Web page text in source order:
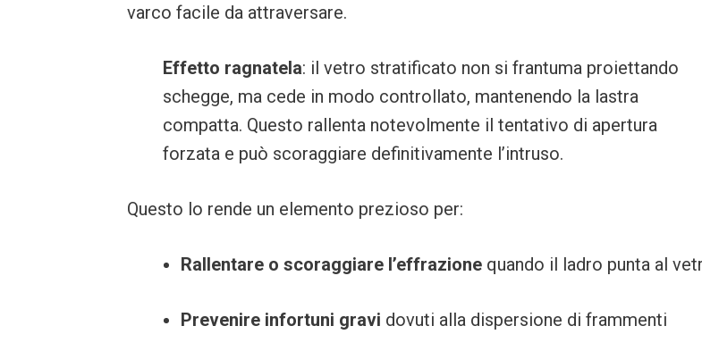
varco facile da attraversare.
Effetto ragnatela: il vetro stratificato non si frantuma proiettando
schegge, ma cede in modo controllato, mantenendo la lastra
compatta. Questo rallenta notevolmente il tentativo di apertura
forzata e può scoraggiare definitivamente l’intruso.
Questo lo rende un elemento prezioso per:
Rallentare o scoraggiare l’effrazione quando il ladro punta al
Prevenire infortuni gravi dovuti alla dispersione di frammenti